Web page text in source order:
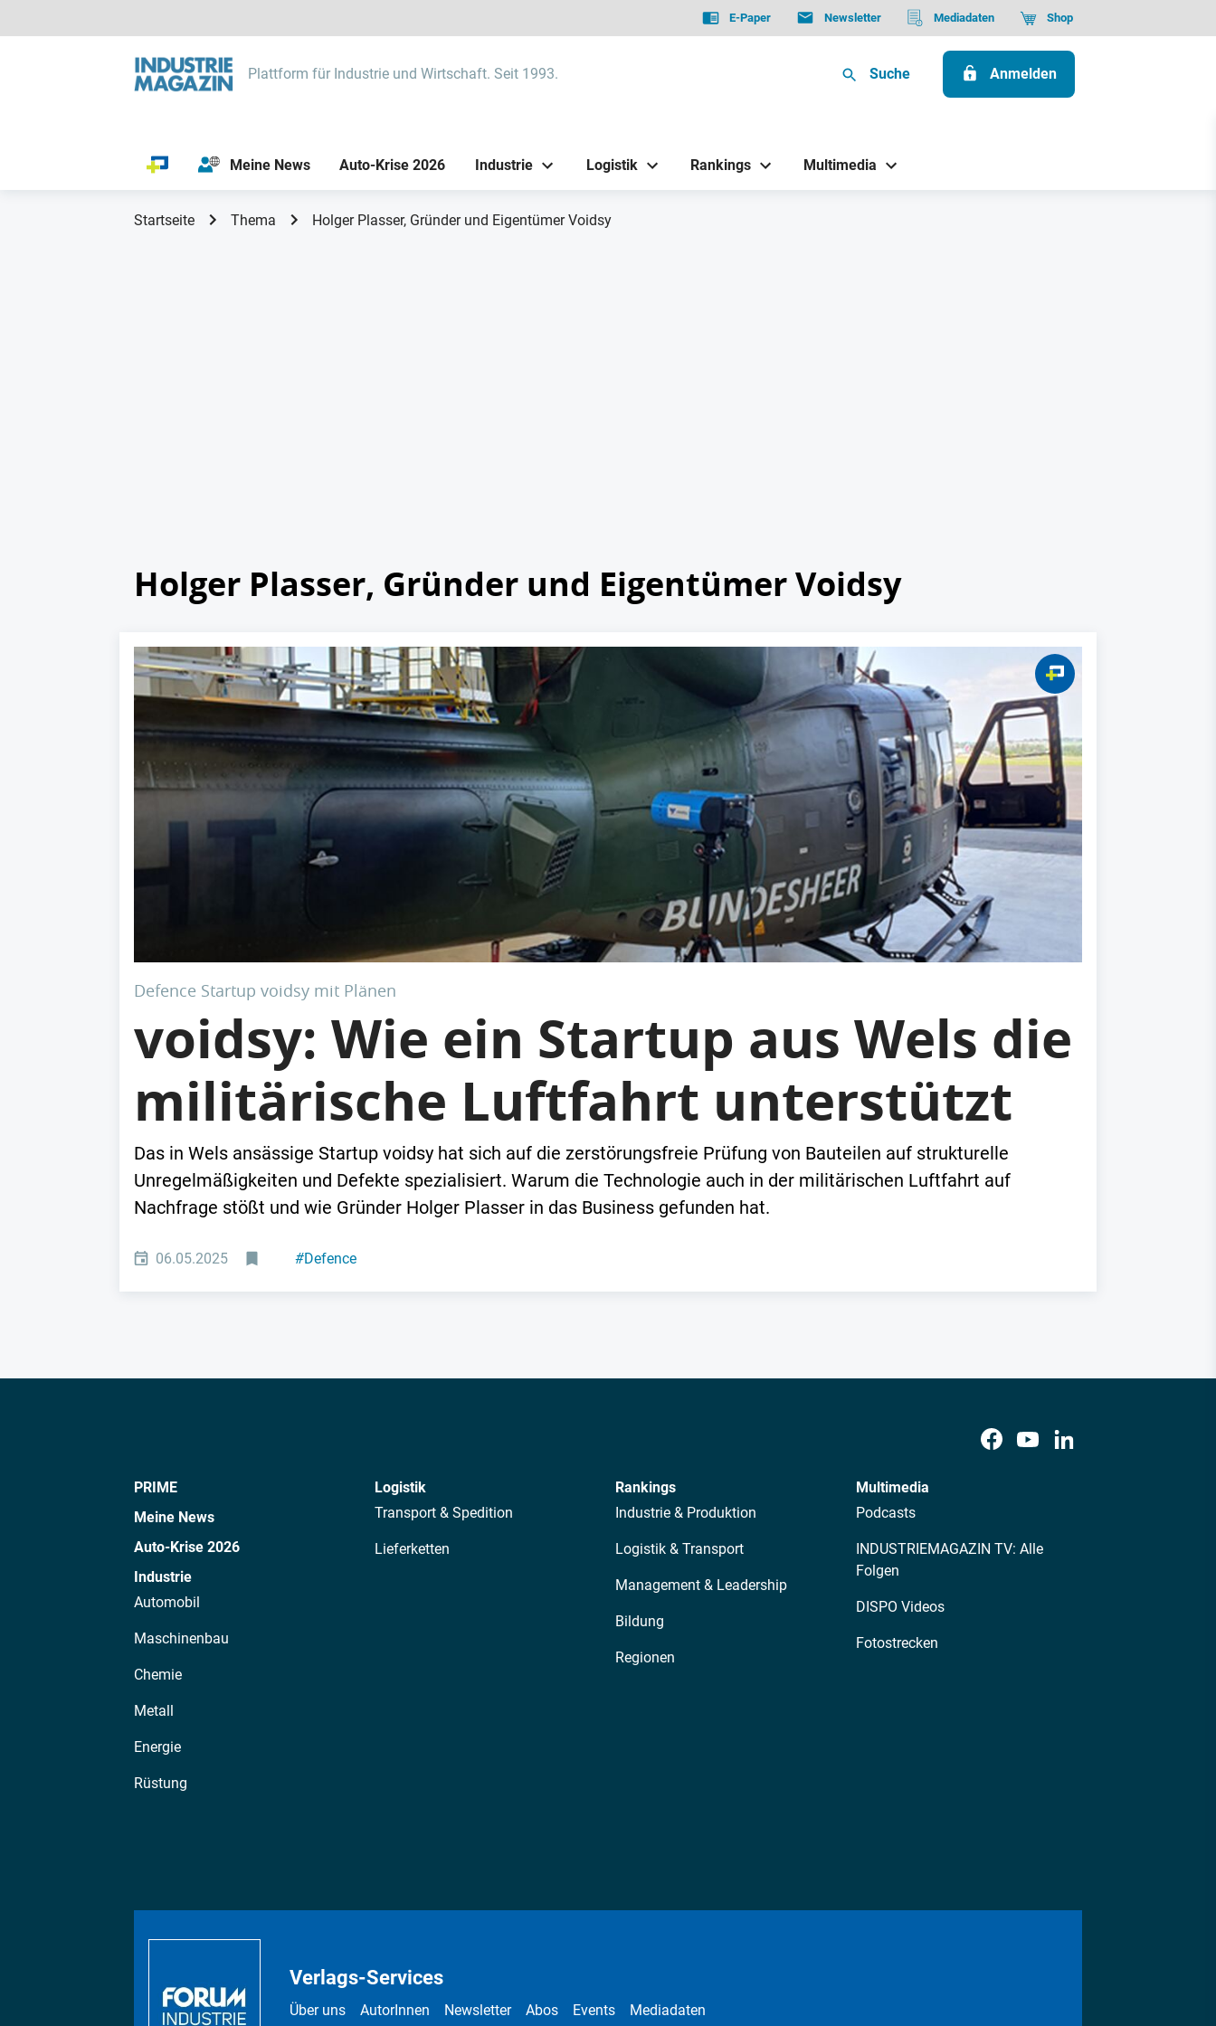
E-Paper Newsletter Mediadaten Shop
Plattform für Industrie und Wirtschaft. Seit 1993. Suche Anmelden
Meine News Auto-Krise 2026 Industrie Logistik Rankings Multimedia
Startseite Thema Holger Plasser, Gründer und Eigentümer Voidsy
Holger Plasser, Gründer und Eigentümer Voidsy
Defence Startup voidsy mit Plänen
voidsy: Wie ein Startup aus Wels die
militärische Luftfahrt unterstützt
Das in Wels ansässige Startup voidsy hat sich auf die zerstörungsfreie Prüfung von Bauteilen auf strukturelle
Unregelmäßigkeiten und Defekte spezialisiert. Warum die Technologie auch in der militärischen Luftfahrt auf
Nachfrage stößt und wie Gründer Holger Plasser in das Business gefunden hat.
06.05.2025 #Defence
PRIME
Meine News
Auto-Krise 2026
Industrie
Automobil
Maschinenbau
Chemie
Metall
Energie
Rüstung
Logistik
Transport & Spedition
Lieferketten
Rankings
Industrie & Produktion
Logistik & Transport
Management & Leadership
Bildung
Regionen
Multimedia
Podcasts
INDUSTRIEMAGAZIN TV: Alle
Folgen
DISPO Videos
Fotostrecken
Verlags-Services
Über uns AutorInnen Newsletter Abos Events Mediadaten